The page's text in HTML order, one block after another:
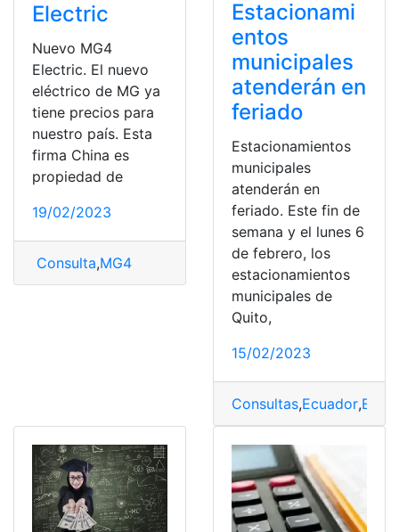
Electric
Nuevo MG4
Electric. El nuevo
eléctrico de MG ya
tiene precios para
nuestro país. Esta
firma China es
propiedad de
19/02/2023
Consulta,MG4
Estacionami
entos
municipales
atenderán en
feriado
Estacionamientos
municipales
atenderán en
feriado. Este fin de
semana y el lunes 6
de febrero, los
estacionamientos
municipales de
Quito,
15/02/2023
Consultas,Ecuador,